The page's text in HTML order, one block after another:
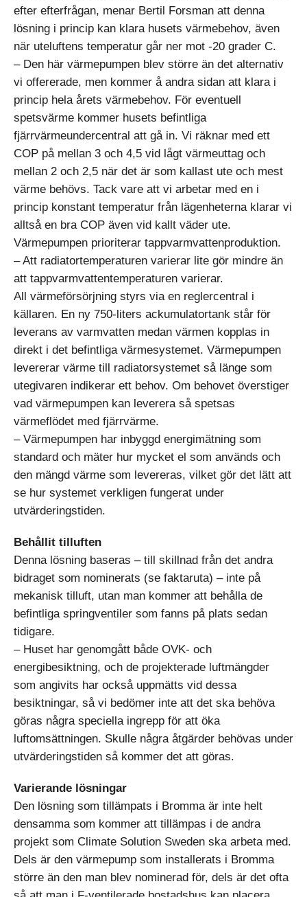
efter efterfrågan, menar Bertil Forsman att denna
lösning i princip kan klara husets värmebehov, även
när uteluftens temperatur går ner mot -20 grader C.
– Den här värmepumpen blev större än det alternativ
vi offererade, men kommer å andra sidan att klara i
princip hela årets värmebehov. För eventuell
spetsvärme kommer husets befintliga
fjärrvärmeundercentral att gå in. Vi räknar med ett
COP på mellan 3 och 4,5 vid lågt värmeuttag och
mellan 2 och 2,5 när det är som kallast ute och mest
värme behövs. Tack vare att vi arbetar med en i
princip konstant temperatur från lägenheterna klarar vi
alltså en bra COP även vid kallt väder ute.
Värmepumpen prioriterar tappvarmvattenproduktion.
– Att radiatortemperaturen varierar lite gör mindre än
att tappvarmvattentemperaturen varierar.
All värmeförsörjning styrs via en reglercentral i
källaren. En ny 750-liters ackumulatortank står för
leverans av varmvatten medan värmen kopplas in
direkt i det befintliga värmesystemet. Värmepumpen
levererar värme till radiatorsystemet så länge som
utegivaren indikerar ett behov. Om behovet överstiger
vad värmepumpen kan leverera så spetsas
värmeflödet med fjärrvärme.
– Värmepumpen har inbyggd energimätning som
standard och mäter hur mycket el som används och
den mängd värme som levereras, vilket gör det lätt att
se hur systemet verkligen fungerat under
utvärderingstiden.
Behållit tilluften
Denna lösning baseras – till skillnad från det andra
bidraget som nominerats (se faktaruta) – inte på
mekanisk tilluft, utan man kommer att behålla de
befintliga springventiler som fanns på plats sedan
tidigare.
– Huset har genomgått både OVK- och
energibesiktning, och de projekterade luftmängder
som angivits har också uppmätts vid dessa
besiktningar, så vi bedömer inte att det ska behöva
göras några speciella ingrepp för att öka
luftomsättningen. Skulle några åtgärder behövas under
utvärderingstiden så kommer det att göras.
Varierande lösningar
Den lösning som tillämpats i Bromma är inte helt
densamma som kommer att tillämpas i de andra
projekt som Climate Solution Sweden ska arbeta med.
Dels är den värmepump som installerats i Bromma
större än den man blev nominerad för, dels är det ofta